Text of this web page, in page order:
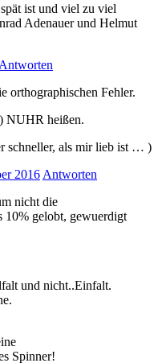
ist und viel zu viel
Adenauer und Helmut
Antworten
orthographischen Fehler.
NUHR heißen.
schneller, als mir lieb ist … )
2016 Antworten
nicht die
10% gelobt, gewuerdigt
und nicht..Einfalt.
Spinner!